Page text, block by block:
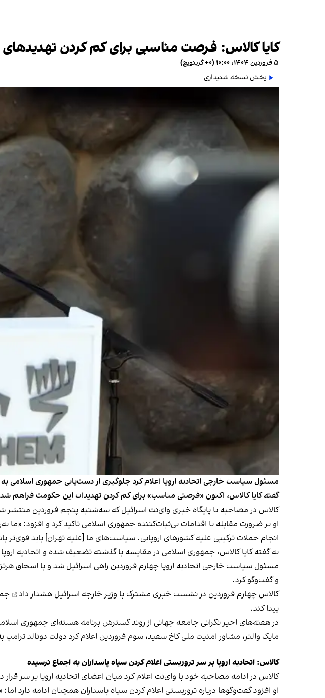
کایا کالاس: فرصت مناسبی برای کم کردن
۵ فروردین ۱۴۰۴، ۱۰:۰۰ (‎+۰ گرینویچ)
پخش نسخه شنیداری
مسئول سیاست خارجی اتحادیه اروپا اعلام کرد جلوگیری از دست‌یابی جمهوری
گفته کایا کالاس، اکنون «فرصتی مناسب» برای کم کردن تهدیدات این حکومت فراهم
کالاس در مصاحبه با پایگاه خبری وای‌نت اسرائیل که سه‌شنبه پنجم فروردین
او بر ضرورت مقابله با اقدامات بی‌ثبات‌کننده جمهوری اسلامی تاکید کرد و افزود:
انجام حملات ترکیبی علیه کشورهای اروپایی. سیاست‌های ما [علیه تهران] باید قوی‌تر
به گفته کایا کالاس، جمهوری اسلامی در مقایسه با گذشته تضعیف شده و اتحادیه
مسئول سیاست خارجی اتحادیه اروپا چهارم فروردین راهی اسرائیل شد و با اسحاق
و گفت‌وگو کرد.
کالاس چهارم فروردین در نشست خبری مشترک با وزیر خارجه اسرائیل هشدار داد
پیدا کند.
در هفته‌های اخیر نگرانی جامعه جهانی از روند گسترش برنامه هسته‌ای جمهوری
مایک والتز، مشاور امنیت ملی کاخ سفید، سوم فروردین اعلام کرد دولت دونالد ترامپ
کالاس: اتحادیه اروپا بر سر تروریستی اعلام کردن سپاه پاسداران به اجماع نرسیده
کالاس در ادامه مصاحبه خود با وای‌نت اعلام کرد میان اعضای اتحادیه اروپا بر سر
او افزود گفت‌وگوها درباره تروریستی اعلام کردن سپاه پاسداران همچنان ادامه دارد